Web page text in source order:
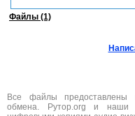
Файлы (1)
Все файлы предоставлены
обмена. Рутор.org и наши